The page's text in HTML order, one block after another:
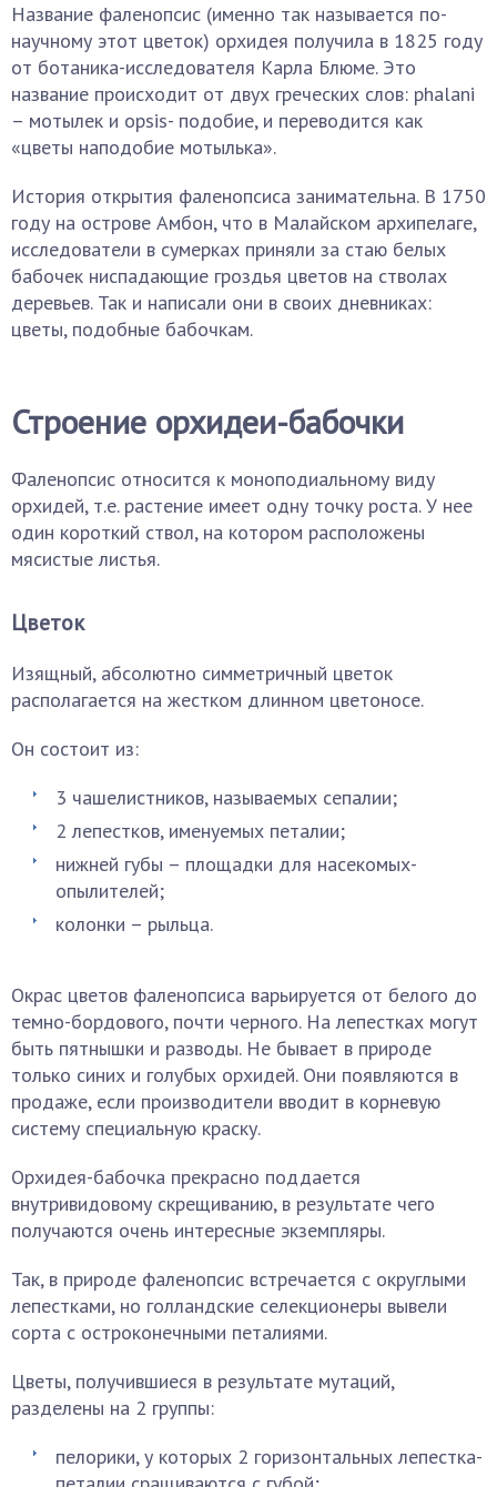
Название фаленопсис (именно так называется по-
научному этот цветок) орхидея получила в 1825 году
от ботаника-исследователя Карла Блюме. Это
название происходит от двух греческих слов: phalani
– мотылек и opsis- подобие, и переводится как
«цветы наподобие мотылька».
История открытия фаленопсиса занимательна. В 1750
году на острове Амбон, что в Малайском архипелаге,
исследователи в сумерках приняли за стаю белых
бабочек ниспадающие гроздья цветов на стволах
деревьев. Так и написали они в своих дневниках:
цветы, подобные бабочкам.
Строение орхидеи-бабочки
Фаленопсис относится к моноподиальному виду
орхидей, т.е. растение имеет одну точку роста. У нее
один короткий ствол, на котором расположены
мясистые листья.
Цветок
Изящный, абсолютно симметричный цветок
располагается на жестком длинном цветоносе.
Он состоит из:
3 чашелистников, называемых сепалии;
2 лепестков, именуемых петалии;
нижней губы – площадки для насекомых-
опылителей;
колонки – рыльца.
Окрас цветов фаленопсиса варьируется от белого до
темно-бордового, почти черного. На лепестках могут
быть пятнышки и разводы. Не бывает в природе
только синих и голубых орхидей. Они появляются в
продаже, если производители вводит в корневую
систему специальную краску.
Орхидея-бабочка прекрасно поддается
внутривидовому скрещиванию, в результате чего
получаются очень интересные экземпляры.
Так, в природе фаленопсис встречается с округлыми
лепестками, но голландские селекционеры вывели
сорта с остроконечными петалиями.
Цветы, получившиеся в результате мутаций,
разделены на 2 группы:
пелорики, у которых 2 горизонтальных лепестка-